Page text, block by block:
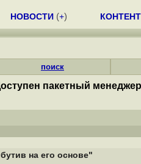
НОВОСТИ (+) КОНТЕНТ
поиск
пакетный
на его основе"